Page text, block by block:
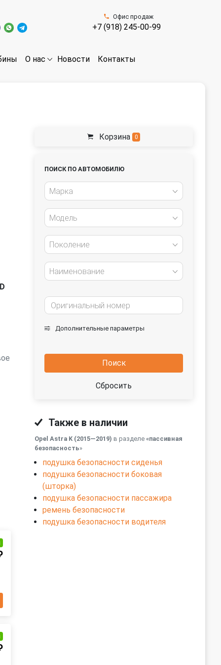
Офис продаж
+7 (918) 245-00-99
О нас Новости Контакты
Корзина 0
ПОИСК ПО АВТОМОБИЛЮ
Марка
Модель
Поколение
Наименование
Дополнительные параметры
Поиск
Сбросить
Также в наличии
Opel Astra K (2015—2019) в разделе «пассивная
безопасность»
подушка безопасности сиденья
подушка безопасности боковая
(шторка)
подушка безопасности пассажира
ремень безопасности
подушка безопасности водителя